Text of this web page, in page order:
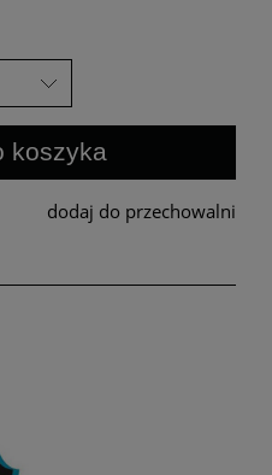
koszyka
dodaj do przechowalni